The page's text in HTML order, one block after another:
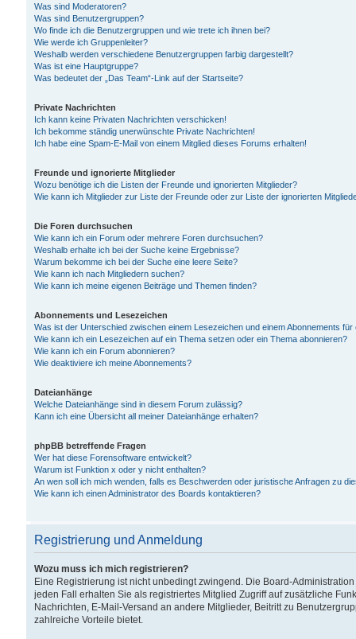
Was sind Moderatoren?
Was sind Benutzergruppen?
Wo finde ich die Benutzergruppen und wie trete ich ihnen bei?
Wie werde ich Gruppenleiter?
Weshalb werden verschiedene Benutzergruppen farbig dargestellt?
Was ist eine Hauptgruppe?
Was bedeutet der „Das Team“-Link auf der Startseite?
Private Nachrichten
Ich kann keine Privaten Nachrichten verschicken!
Ich bekomme ständig unerwünschte Private Nachrichten!
Ich habe eine Spam-E-Mail von einem Mitglied dieses Forums erhalten!
Freunde und ignorierte Mitglieder
Wozu benötige ich die Listen der Freunde und ignorierten Mitglieder?
Wie kann ich Mitglieder zur Liste der Freunde oder zur Liste der ignorierten
Die Foren durchsuchen
Wie kann ich ein Forum oder mehrere Foren durchsuchen?
Weshalb erhalte ich bei der Suche keine Ergebnisse?
Warum bekomme ich bei der Suche eine leere Seite?
Wie kann ich nach Mitgliedern suchen?
Wie kann ich meine eigenen Beiträge und Themen finden?
Abonnements und Lesezeichen
Was ist der Unterschied zwischen einem Lesezeichen und einem Abonnements
Wie kann ich ein Lesezeichen auf ein Thema setzen oder ein Thema abonnieren?
Wie kann ich ein Forum abonnieren?
Wie deaktiviere ich meine Abonnements?
Dateianhänge
Welche Dateianhänge sind in diesem Forum zulässig?
Kann ich eine Übersicht all meiner Dateianhänge erhalten?
phpBB betreffende Fragen
Wer hat diese Forensoftware entwickelt?
Warum ist Funktion x oder y nicht enthalten?
An wen soll ich mich wenden, falls es Beschwerden oder juristische Anfragen zu
Wie kann ich einen Administrator des Boards kontaktieren?
Registrierung und Anmeldung
Wozu muss ich mich registrieren?
Eine Registrierung ist nicht unbedingt zwingend. Die Board-
jeden Fall erhalten Sie als registriertes Mitglied Zugriff auf zusätzliche
Nachrichten, E-Mail-Versand an andere Mitglieder, Beitritt zu
zahlreiche Vorteile bietet.